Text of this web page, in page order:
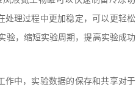
处理过程中更加稳定，可以更轻松
验，缩短实验周期，提高实验成功
作中，实验数据的保存和共享对于